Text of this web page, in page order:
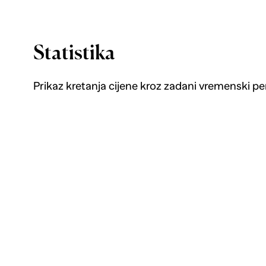
Statistika
Prikaz kretanja cijene kroz zadani vremenski